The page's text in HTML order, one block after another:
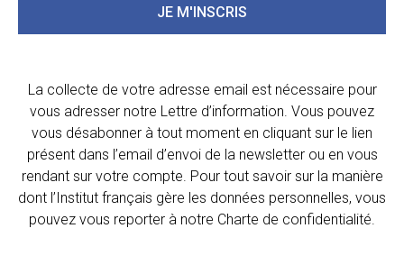
JE M'INSCRIS
La collecte de votre adresse email est nécessaire pour
vous adresser notre Lettre d’information. Vous pouvez
vous désabonner à tout moment en cliquant sur le lien
présent dans l’email d’envoi de la newsletter ou en vous
rendant sur votre compte. Pour tout savoir sur la manière
dont l’Institut français gère les données personnelles, vous
pouvez vous reporter à notre Charte de confidentialité.